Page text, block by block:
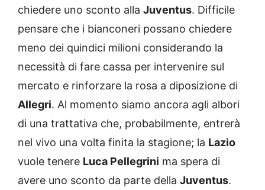
chiedere uno sconto alla Juventus. Difficile
pensare che i bianconeri possano chiedere
meno dei quindici milioni considerando la
necessità di fare cassa per intervenire sul
mercato e rinforzare la rosa a diposizione di
Allegri. Al momento siamo ancora agli albori
di una trattativa che, probabilmente, entrerà
nel vivo una volta finita la stagione; la Lazio
vuole tenere Luca Pellegrini ma spera di
avere uno sconto da parte della Juventus.